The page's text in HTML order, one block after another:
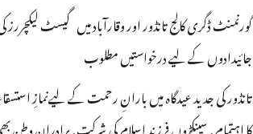
گورنمنٹ ڈگری کالج تانڈور اور وقارآباد میں گیسٹ لیکچررز
جائیدادوں کے لیے درخواستیں مطلوب
تانڈور کی جدید عیدگاہ میں بارانِ رحمت کے لیےنمازِ
کا اہتمام, سینکڑوں فرزند اسلام کی شرکت, برادران وطن